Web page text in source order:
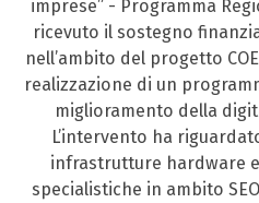
imprese” - Programma
ricevuto il sostegno
nell’ambito del progetto
realizzazione di un
miglioramento della
L’intervento ha
infrastrutture hardware
specialistiche in ambito